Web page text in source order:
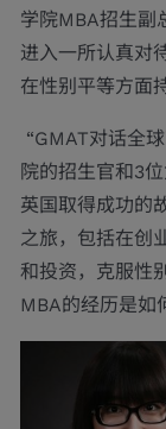
学院MBA招生副
进入一所认真对
在性别平等方面
“GMAT对话全
院的招生官和3
英国取得成功的
之旅，包括在创
和投资，克服性
MBA的经历是如